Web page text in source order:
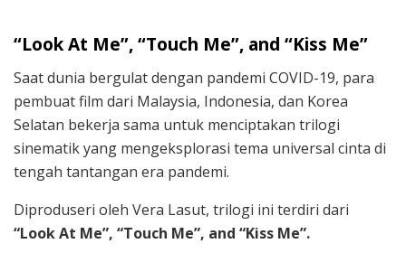
“Look At Me”, “Touch Me”, and “Kiss Me”
Saat dunia bergulat dengan pandemi COVID-19, para
pembuat film dari Malaysia, Indonesia, dan Korea
Selatan bekerja sama untuk menciptakan trilogi
sinematik yang mengeksplorasi tema universal cinta di
tengah tantangan era pandemi.
Diproduseri oleh Vera Lasut, trilogi ini terdiri dari
“Look At Me”, “Touch Me”, and “Kiss Me”.